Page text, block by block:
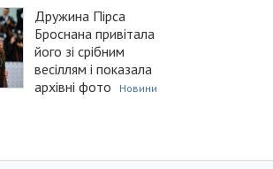
Дружина Пірса
Броснана привітала
його зі срібним
весіллям і показала
архівні фото
Новини